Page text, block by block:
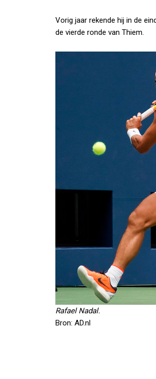
Vorig jaar rekende hij in de
de vierde ronde van Thiem.
Rafael Nadal.
Bron: AD.nl